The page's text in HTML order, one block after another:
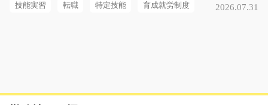
やステンレスなどの…
技能実習 転職 特定技能 育成就労制度 2026.07.31